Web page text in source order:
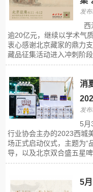
发
西
逾20亿元，继续以学术气
衷心感谢北京藏家的鼎力
藏品征集活动进入冲刺阶段
消
发
5月
行业协会主办的2023西城
场正式启动仪式，主题为“
导，以及北京双合盛五星
5